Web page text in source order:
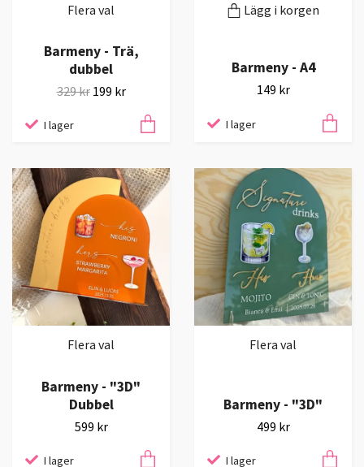
Flera val
Barmeny - Trä,
dubbel
329 kr 199 kr
I lager
Lägg i korgen
Barmeny - A4
149 kr
I lager
Flera val
Barmeny - "3D"
Dubbel
599 kr
I lager
Flera val
Barmeny - "3D"
499 kr
I lager